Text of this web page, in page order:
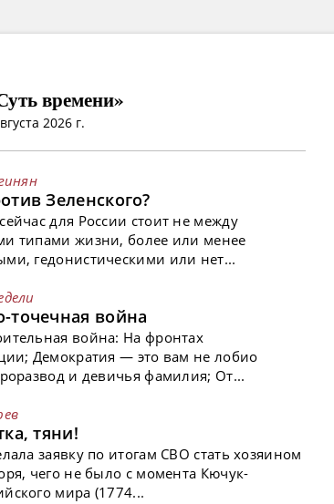
времени»
2026 г.
Зеленского?
для России стоит не между
типами жизни, более или менее
гедонистическими или нет...
точечная война
война: На фронтах
Демократия — это вам не лобио
и девичья фамилия; От...
тяни!
заявку по итогам СВО стать хозяином
чего не было с момента Кючук-
мира (1774...